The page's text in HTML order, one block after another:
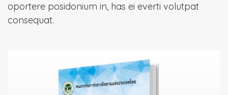
oportere posidonium in, has ei everti volutpat
consequat.